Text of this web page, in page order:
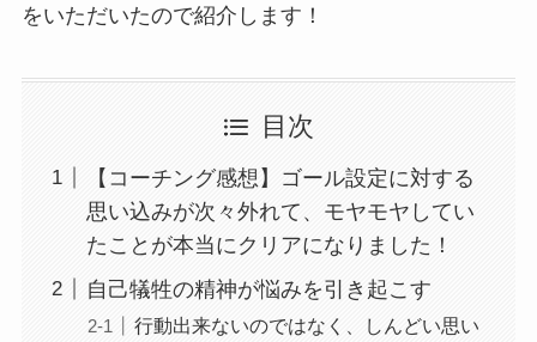
をいただいたので紹介します！
目次
【コーチング感想】ゴール設定に対する
思い込みが次々外れて、モヤモヤしてい
たことが本当にクリアになりました！
自己犠牲の精神が悩みを引き起こす
行動出来ないのではなく、しんどい思い